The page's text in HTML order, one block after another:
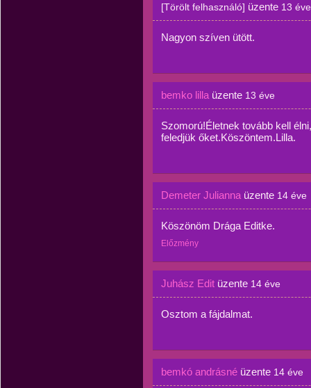
[Törölt felhasználó] üzente 13 éve
Nagyon szíven ütött.
bemko lilla üzente 13 éve
Szomorú!Életnek tovább kell
feledjük őket.Köszöntem.Lilla.
Demeter Julianna üzente 14 éve
Köszönöm Drága Editke.
Előzmény
Juhász Edit üzente 14 éve
Osztom a fájdalmat.
bemkó andrásné üzente 14 éve